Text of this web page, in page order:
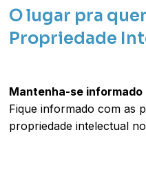
O lugar pra
Propriedade
Mantenha-se informado
Fique informado com as
propriedade intelectual